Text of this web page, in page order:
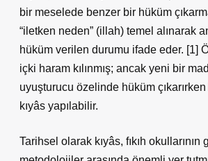
bir meselede benzer bir hüküm
“iletken neden” (illah) temel alınarak
hüküm verilen durumu ifade eder. [1]
içki haram kılınmış; ancak yeni bir
uyuşturucu özelinde hüküm
kıyâs yapılabilir.
Tarihsel olarak kıyâs, fıkıh okullarının